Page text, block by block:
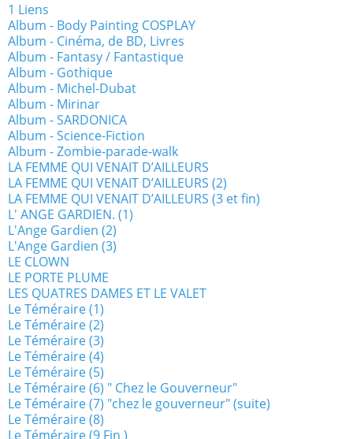
1 Liens
Album - Body Painting COSPLAY
Album - Cinéma, de BD, Livres
Album - Fantasy / Fantastique
Album - Gothique
Album - Michel-Dubat
Album - Mirinar
Album - SARDONICA
Album - Science-Fiction
Album - Zombie-parade-walk
LA FEMME QUI VENAIT D’AILLEURS
LA FEMME QUI VENAIT D’AILLEURS (2)
LA FEMME QUI VENAIT D’AILLEURS (3 et fin)
L' ANGE GARDIEN. (1)
L'Ange Gardien (2)
L'Ange Gardien (3)
LE CLOWN
LE PORTE PLUME
LES QUATRES DAMES ET LE VALET
Le Téméraire (1)
Le Téméraire (2)
Le Téméraire (3)
Le Téméraire (4)
Le Téméraire (5)
Le Téméraire (6) " Chez le Gouverneur"
Le Téméraire (7) "chez le gouverneur" (suite)
Le Téméraire (8)
Le Téméraire (9 Fin )